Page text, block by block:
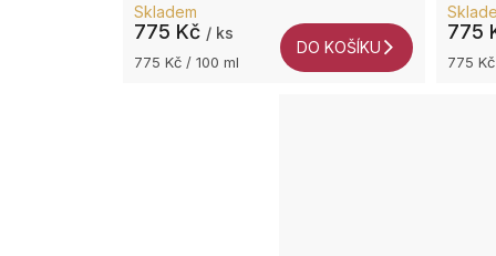
Skladem
775 Kč / ks
Měrná
775 Kč / 100 ml
DO KOŠÍKU
775
Měrná
775